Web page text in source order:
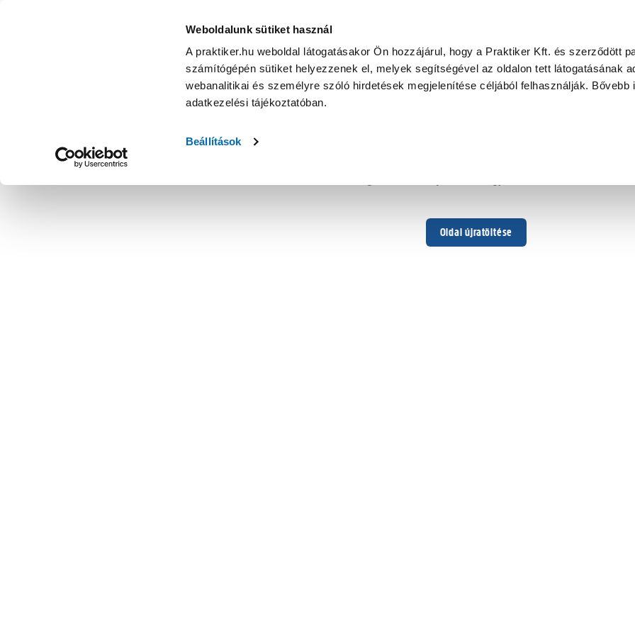
Weboldalunk sütiket használ
A praktiker.hu weboldal látogatásakor Ön hozzájárul, hogy a Praktiker Kft. és szerződött
számítógépén sütiket helyezzenek el, melyek segítségével az oldalon tett látogatásának
webanalitikai és személyre szóló hirdetések megjelenítése céljából felhasználják. Bővebb
adatkezelési tájékoztatóban.
Beállítások
Oldal újratöltése